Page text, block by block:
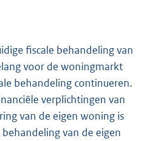
fiscale behandeling van
voor de woningmarkt
behandeling continueren.
verplichtingen van
van de eigen woning is
van de eigen